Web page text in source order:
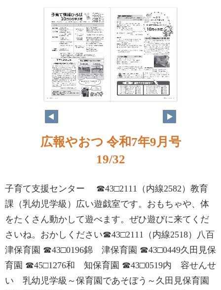
広報やおつ 令和7年9月号
19/32
子育て支援センター ☎43□2111（内線2582）教育
課（乳幼児学級）広い遊戯室です。おもちゃや、体
をたくさん動かして遊べます。ぜひ遊びに来てくだ
さいね。おかしください☎43□2111（内線2518）八百
津保育園 ☎43□0196錦 津保育園 ☎43□0449久田見保
育園 ☎45□1276和 知保育園 ☎43□0519内 容せんせ
い 乳幼児学級～保育園であそぼう～久田見保育園